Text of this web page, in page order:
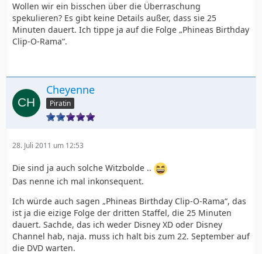
Wollen wir ein bisschen über die Überraschung
spekulieren? Es gibt keine Details außer, dass sie 25
Minuten dauert. Ich tippe ja auf die Folge „Phineas Birthday
Clip-O-Rama“.
Cheyenne
Piratin
28. Juli 2011 um 12:53
Die sind ja auch solche Witzbolde ..
Das nenne ich mal inkonsequent.
Ich würde auch sagen „Phineas Birthday Clip-O-Rama“, das
ist ja die eizige Folge der dritten Staffel, die 25 Minuten
dauert. Sachde, das ich weder Disney XD oder Disney
Channel hab, naja. muss ich halt bis zum 22. September auf
die DVD warten.